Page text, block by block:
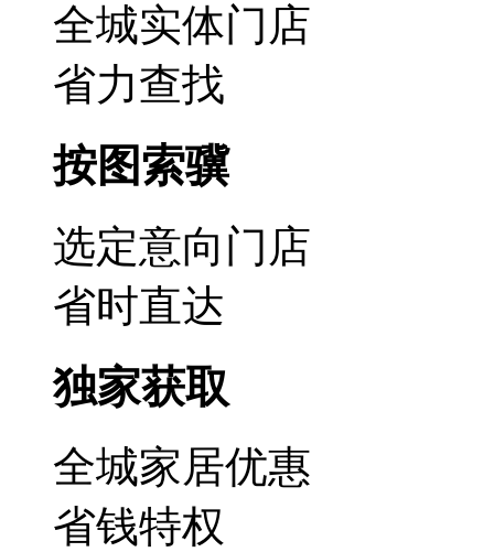
全城实体门店
省力查找
按图索骥
选定意向门店
省时直达
独家获取
全城家居优惠
省钱特权